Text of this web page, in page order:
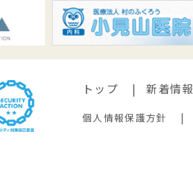
トップ 新着情報
個人情報保護方針